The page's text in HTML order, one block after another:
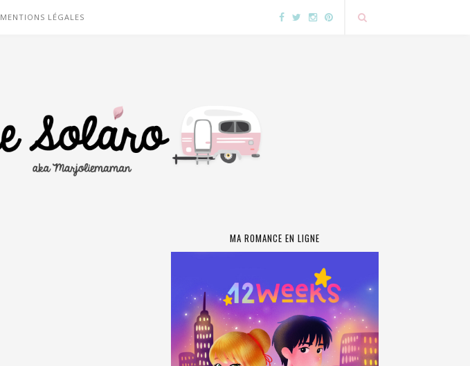
MENTIONS LÉGALES
MA ROMANCE EN LIGNE